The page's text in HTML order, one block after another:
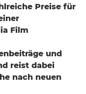
Preise für
Film
und
reist dabei
nach neuen